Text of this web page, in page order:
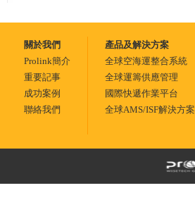
關於我們
Prolink簡介
重要記事
成功案例
聯絡我們
產品及解決方案
全球空海運整合系統
全球運籌供應管理
國際快遞作業平台
全球AMS/ISF解決方案